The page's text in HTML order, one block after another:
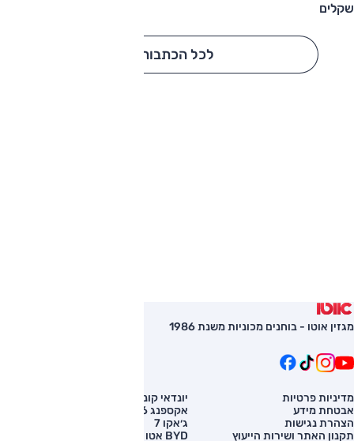
שקלים
לכל הכתבות
מגזין אוטו - בוחנים מכוניות משנת 1986
מדיניות פרטיות
אבטחת מידע
הצהרת נגישות
תקנון האתר ושירות הייעוץ
יונדאי קונה
אקספנג G6
ג׳אקו 7
BYD אטו 3